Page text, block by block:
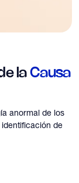
la Causa
anormal de los
de